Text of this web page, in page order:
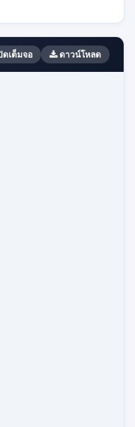
ดเต็มจอ ดาวน์โหลด